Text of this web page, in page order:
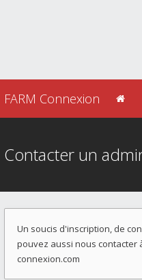
FARM Connexion
Contacter un
Un soucis d'inscription, de
pouvez aussi nous contacter
connexion.com